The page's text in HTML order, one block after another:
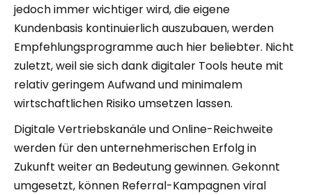
jedoch immer wichtiger wird, die eigene
Kundenbasis kontinuierlich auszubauen, werden
Empfehlungsprogramme auch hier beliebter. Nicht
zuletzt, weil sie sich dank digitaler Tools heute mit
relativ geringem Aufwand und minimalem
wirtschaftlichen Risiko umsetzen lassen.
Digitale Vertriebskanäle und Online-Reichweite
werden für den unternehmerischen Erfolg in
Zukunft weiter an Bedeutung gewinnen. Gekonnt
umgesetzt, können Referral-Kampagnen viral